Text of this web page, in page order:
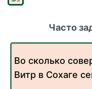
Часто
Во сколько
Витр в Сохаге